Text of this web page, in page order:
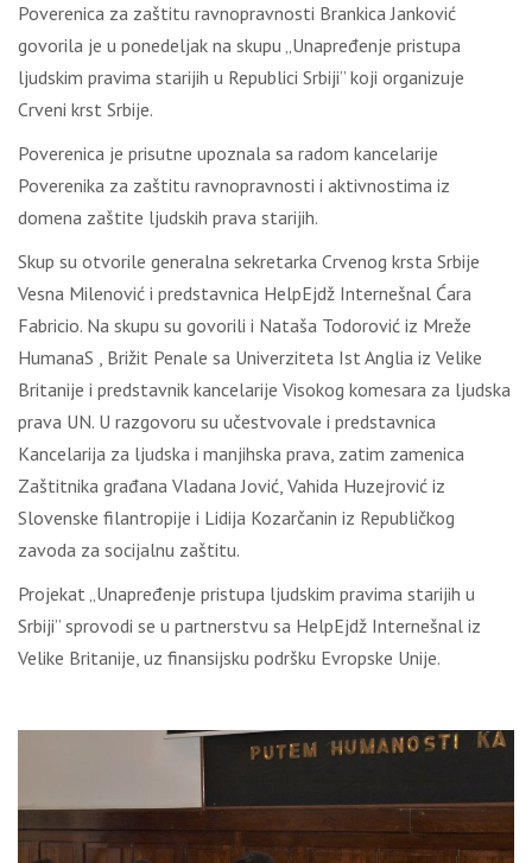
Poverenica za zaštitu ravnopravnosti Brankica Janković
govorila je u ponedeljak na skupu „Unapređenje pristupa
ljudskim pravima starijih u Republici Srbiji” koji organizuje
Crveni krst Srbije.
Poverenica je prisutne upoznala sa radom kancelarije
Poverenika za zaštitu ravnopravnosti i aktivnostima iz
domena zaštite ljudskih prava starijih.
Skup su otvorile generalna sekretarka Crvenog krsta Srbije
Vesna Milenović i predstavnica HelpEjdž Internešnal Ćara
Fabricio. Na skupu su govorili i Nataša Todorović iz Mreže
HumanaS , Brižit Penale sa Univerziteta Ist Anglia iz Velike
Britanije i predstavnik kancelarije Visokog komesara za ljudska
prava UN. U razgovoru su učestvovale i predstavnica
Kancelarija za ljudska i manjihska prava, zatim zamenica
Zaštitnika građana Vladana Jović, Vahida Huzejrović iz
Slovenske filantropije i Lidija Kozarčanin iz Republičkog
zavoda za socijalnu zaštitu.
Projekat „Unapređenje pristupa ljudskim pravima starijih u
Srbiji” sprovodi se u partnerstvu sa HelpEjdž Internešnal iz
Velike Britanije, uz finansijsku podršku Evropske Unije.